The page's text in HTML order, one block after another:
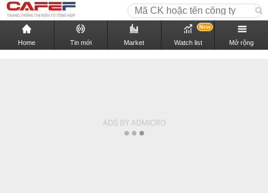
Home Tin mới Market Watch list
New
Mở rộng